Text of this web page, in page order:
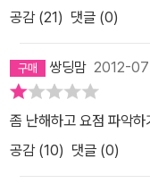
리』라는 책에 나오는 인
가사 도우미 아줌마가
위로법이 우리 삶에서도
보며 자신이 읽은 책보다
에 되지 못한다. 우리 삶
공감 (21) 댓글 (0)
쌍딩맘 2012-
좀 난해하고 요점 파악
공감 (10) 댓글 (0)